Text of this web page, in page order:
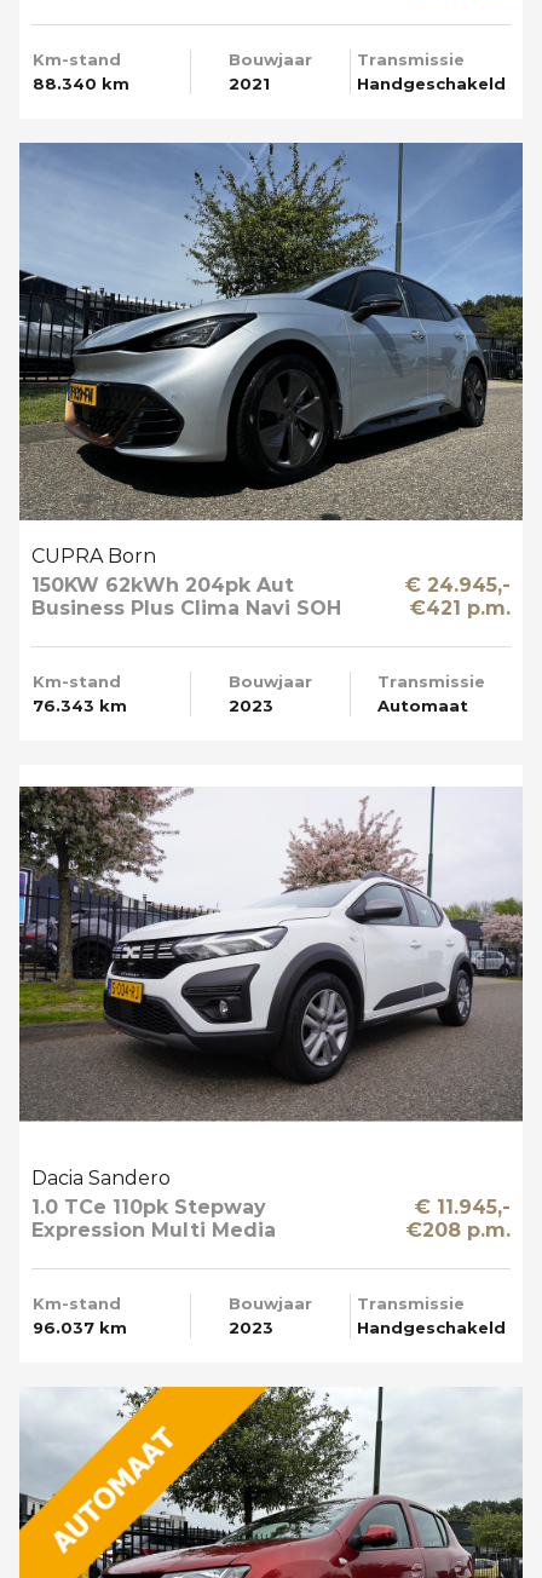
Km-stand
88.340 km
Bouwjaar
2021
Transmissie
Handgeschakeld
CUPRA Born
150KW 62kWh 204pk Aut
Business Plus Clima Navi SOH
€ 24.945,-
€421 p.m.
Km-stand
76.343 km
Bouwjaar
2023
Transmissie
Automaat
Dacia Sandero
1.0 TCe 110pk Stepway
Expression Multi Media
€ 11.945,-
€208 p.m.
Km-stand
96.037 km
Bouwjaar
2023
Transmissie
Handgeschakeld